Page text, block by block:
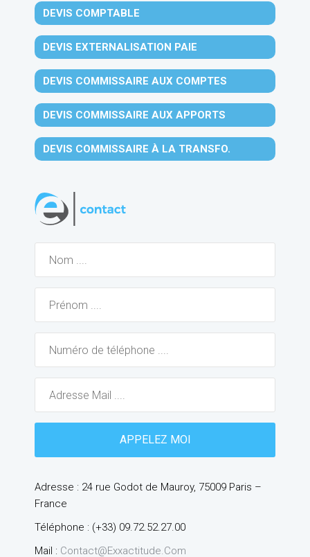
DEVIS COMPTABLE
DEVIS EXTERNALISATION PAIE
DEVIS COMMISSAIRE AUX COMPTES
DEVIS COMMISSAIRE AUX APPORTS
DEVIS COMMISSAIRE À LA TRANSFO.
Adresse : 24 rue Godot de Mauroy, 75009 Paris –
France
Téléphone : (+33) 09.72.52.27.00
Mail : Contact@exxactitude.com